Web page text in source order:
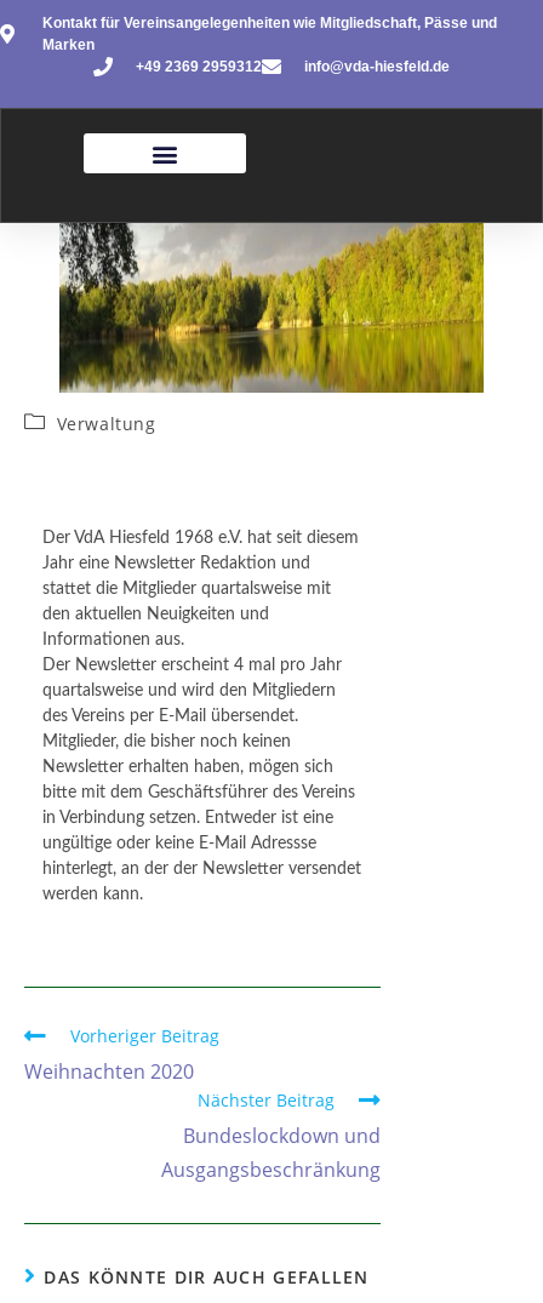
Kontakt für Vereinsangelegenheiten wie Mitgliedschaft, Pässe und
Marken
+49 2369 2959312
info@vda-hiesfeld.de
Verwaltung
Der VdA Hiesfeld 1968 e.V. hat seit diesem
Jahr eine Newsletter Redaktion und
stattet die Mitglieder quartalsweise mit
den aktuellen Neuigkeiten und
Informationen aus.
Der Newsletter erscheint 4 mal pro Jahr
quartalsweise und wird den Mitgliedern
des Vereins per E-Mail übersendet.
Mitglieder, die bisher noch keinen
Newsletter erhalten haben, mögen sich
bitte mit dem Geschäftsführer des Vereins
in Verbindung setzen. Entweder ist eine
ungültige oder keine E-Mail Adressse
hinterlegt, an der der Newsletter versendet
werden kann.
Vorheriger Beitrag
Weihnachten 2020
Nächster Beitrag
Bundeslockdown und
Ausgangsbeschränkung
DAS KÖNNTE DIR AUCH GEFALLEN